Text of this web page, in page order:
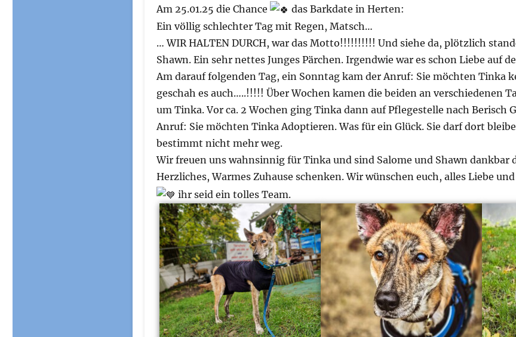
Am 25.01.25 die Chance
das Barkdate in Herten:
Ein völlig schlechter Tag mit Regen, Matsch…
… WIR HALTEN DURCH, war das Motto!!!!!!!!!! Und siehe da, plötzlich
Shawn. Ein sehr nettes Junges Pärchen. Irgendwie war es schon Liebe auf
Am darauf folgenden Tag, ein Sonntag kam der Anruf: Sie möchten Tinka
geschah es auch…..!!!!! Über Wochen kamen die beiden an verschiedenen
um Tinka. Vor ca. 2 Wochen ging Tinka dann auf Pflegestelle nach Berisch
Anruf: Sie möchten Tinka Adoptieren. Was für ein Glück. Sie darf dort
bestimmt nicht mehr weg.
Wir freuen uns wahnsinnig für Tinka und sind Salome und Shawn dankbar
Herzliches, Warmes Zuhause schenken. Wir wünschen euch, alles Liebe
ihr seid ein tolles Team.